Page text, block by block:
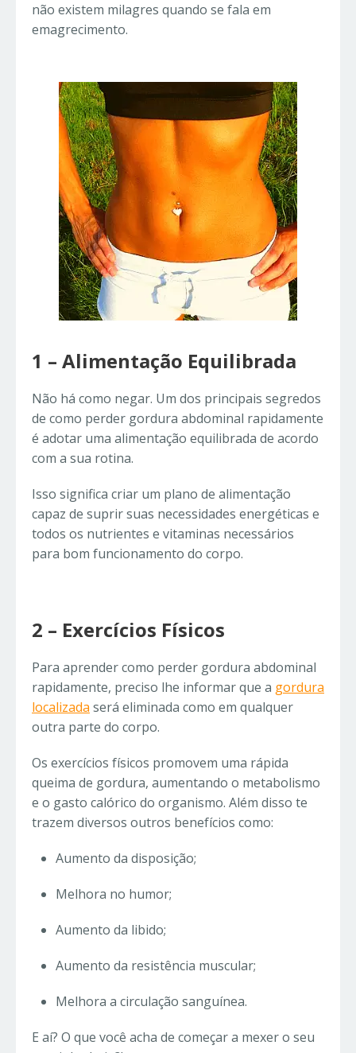
não existem milagres quando se fala em
emagrecimento.
1 – Alimentação Equilibrada
Não há como negar. Um dos principais segredos
de como perder gordura abdominal rapidamente
é adotar uma alimentação equilibrada de acordo
com a sua rotina.
Isso significa criar um plano de alimentação
capaz de suprir suas necessidades energéticas e
todos os nutrientes e vitaminas necessários
para bom funcionamento do corpo.
2 – Exercícios Físicos
Para aprender como perder gordura abdominal
rapidamente, preciso lhe informar que a gordura
localizada será eliminada como em qualquer
outra parte do corpo.
Os exercícios físicos promovem uma rápida
queima de gordura, aumentando o metabolismo
e o gasto calórico do organismo. Além disso te
trazem diversos outros benefícios como:
Aumento da disposição;
Melhora no humor;
Aumento da libido;
Aumento da resistência muscular;
Melhora a circulação sanguínea.
E aí? O que você acha de começar a mexer o seu